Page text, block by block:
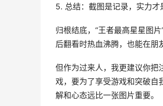
5. 总结：截图是记录，实力才
归根结底，“王者最高星星图
后翻看时热血沸腾，也能在朋
但作为过来人，我更建议你把
戏，要为了享受游戏和突破自
解和心态远比一张图片重要。